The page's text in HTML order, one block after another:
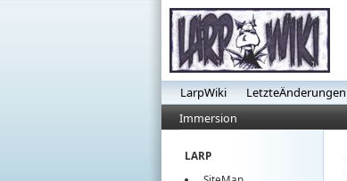
LarpWiki LetzteÄnderungen
Immersion
LARP